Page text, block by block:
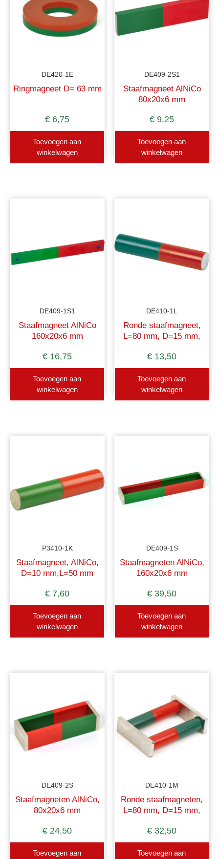
DE420-1E
Ringmagneet D= 63 mm
€ 6,75
Toevoegen aan
winkelwagen
DE409-2S1
Staafmagneet AlNiCo
80x20x6 mm
€ 9,25
Toevoegen aan
winkelwagen
DE409-1S1
Staafmagneet AlNiCo
160x20x6 mm
€ 16,75
Toevoegen aan
winkelwagen
DE410-1L
Ronde staafmagneet,
L=80 mm, D=15 mm,
polen
€ 13,50
Toevoegen aan
winkelwagen
P3410-1K
Staafmagneet, AlNiCo,
D=10 mm,L=50 mm
€ 7,60
Toevoegen aan
winkelwagen
DE409-1S
Staafmagneten AlNiCo,
160x20x6 mm
€ 39,50
Toevoegen aan
winkelwagen
DE409-2S
Staafmagneten AlNiCo,
80x20x6 mm
€ 24,50
Toevoegen aan
DE410-1M
Ronde staafmagneten,
L=80 mm, D=15 mm,
polen
€ 32,50
Toevoegen aan